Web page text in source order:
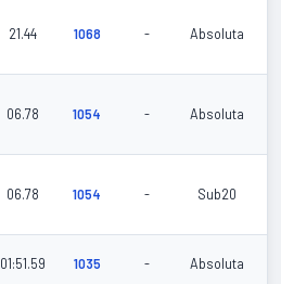
21.44 1068 - Absoluta
06.78 1054 - Absoluta
06.78 1054 - Sub20
01:51.59 1035 - Absoluta